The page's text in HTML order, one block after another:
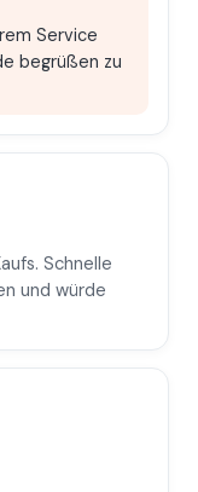
Service
begrüßen zu
Schnelle
und würde